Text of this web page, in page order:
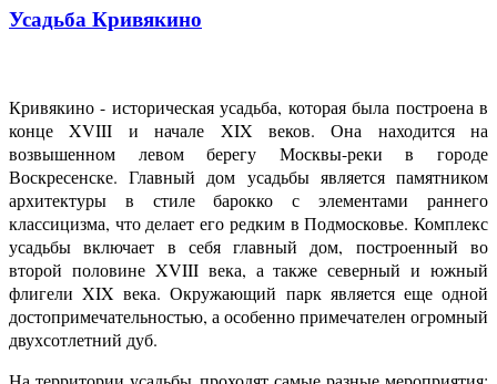
Усадьба Кривякино
Кривякино - историческая усадьба, которая была построена в
конце XVIII и начале XIX веков. Она находится на
возвышенном левом берегу Москвы-реки в городе
Воскресенске. Главный дом усадьбы является памятником
архитектуры в стиле барокко с элементами раннего
классицизма, что делает его редким в Подмосковье. Комплекс
усадьбы включает в себя главный дом, построенный во
второй половине XVIII века, а также северный и южный
флигели XIX века. Окружающий парк является еще одной
достопримечательностью, а особенно примечателен огромный
двухсотлетний дуб.